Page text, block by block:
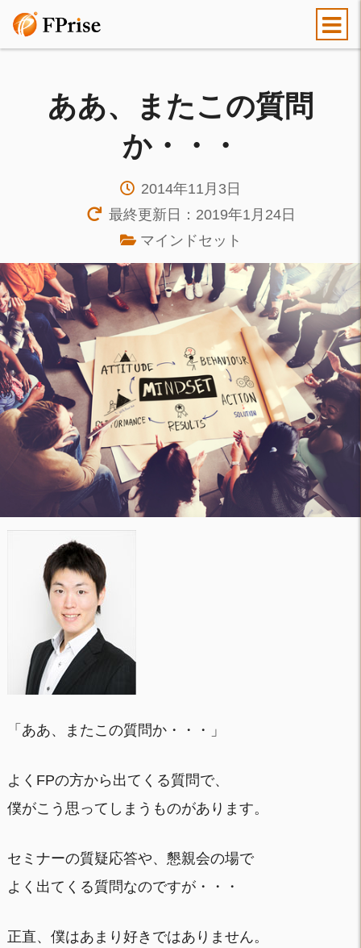
ああ、またこの質問
か・・・
2014年11月3日
最終更新日：2019年1月24日
マインドセット
「ああ、またこの質問か・・・」
よくFPの方から出てくる質問で、
僕がこう思ってしまうものがあります。
セミナーの質疑応答や、懇親会の場で
よく出てくる質問なのですが・・・
正直、僕はあまり好きではありません。